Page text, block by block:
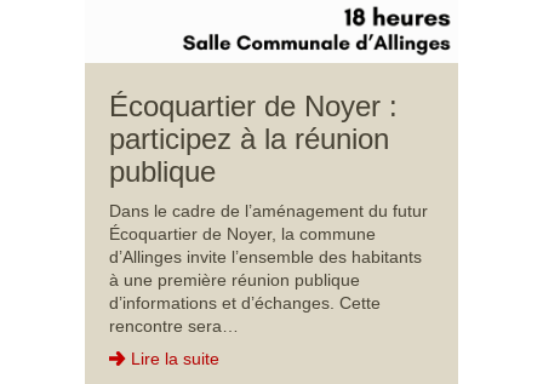
Écoquartier de Noyer :
participez à la réunion
publique
Dans le cadre de l’aménagement du futur
Écoquartier de Noyer, la commune
d’Allinges invite l’ensemble des habitants
à une première réunion publique
d’informations et d’échanges. Cette
rencontre sera…
Lire la suite